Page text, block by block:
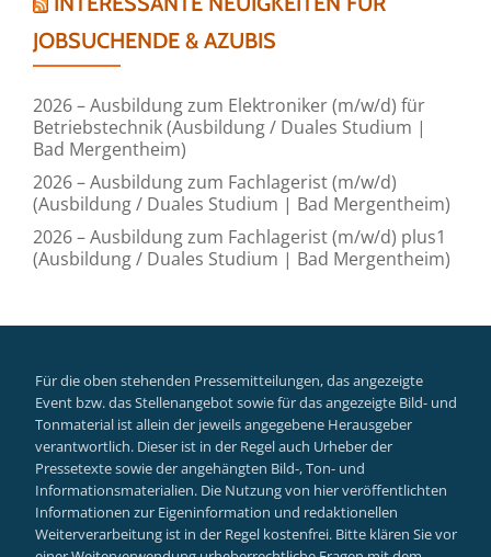
JOBSUCHENDE & AZUBIS
2026 – Ausbildung zum Elektroniker (m/w/d) für
Betriebstechnik (Ausbildung / Duales Studium |
Bad Mergentheim)
2026 – Ausbildung zum Fachlagerist (m/w/d)
(Ausbildung / Duales Studium | Bad Mergentheim)
2026 – Ausbildung zum Fachlagerist (m/w/d) plus1
(Ausbildung / Duales Studium | Bad Mergentheim)
Für die oben stehenden Pressemitteilungen, das angezeigte
Event bzw. das Stellenangebot sowie für das angezeigte Bild- und
Tonmaterial ist allein der jeweils angegebene Herausgeber
verantwortlich. Dieser ist in der Regel auch Urheber der
Pressetexte sowie der angehängten Bild-, Ton- und
Informationsmaterialien. Die Nutzung von hier veröffentlichten
Informationen zur Eigeninformation und redaktionellen
Weiterverarbeitung ist in der Regel kostenfrei. Bitte klären Sie vor